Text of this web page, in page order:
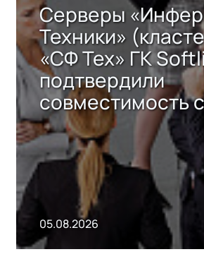
Серверы
Техники»
«СФ Тех» ГК
подтвердили
совместимость с
решением Sharx
Storage 2.x для
хранения
05.08.2026